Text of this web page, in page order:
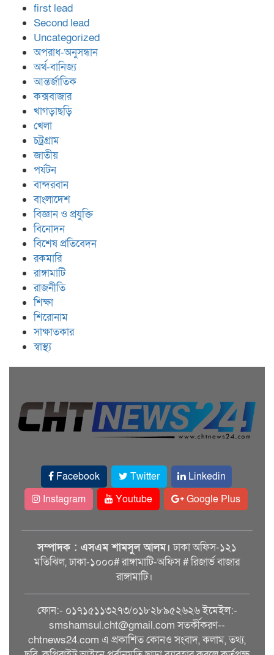
first lead
Second lead
Uncategorized
অপরাধ-অনুসন্ধান
অর্থ-বানিজ্য
আন্তর্জাতিক
কক্সবাজার
খাগড়াছড়ি
খেলা
চট্রগ্রাম
জাতীয়
পর্যটন
বান্দরবান
বাংলাদেশ
বিজ্ঞান ও প্রযুক্তি
বিনোদন
বিশেষ প্রতিবেদন
রকমারি
রাঙ্গামাটি
রাজনীতি
শিক্ষা
শিরোনাম
সাক্ষাতকার
স্বাস্থ্য
Facebook Twitter
Linkedin
Instagram
Youtube Google Plus
সম্পাদক : এসএম শামসুল আলম। ঢাকা অফিস-১২১
মতিঝিল, ঢাকা-১০০০# রাঙ্গামাটি-অফিস # রিজার্ভ বাজার
রাঙ্গামাটি।
ফোন:- ০১৭১৫১১৩২৭৩/০১৮২৮৯৫২৬২৬ ইমেইল:-
smshamsul.cht@gmail.com সতর্কীকরণ--
chtnews24.com এ প্রকাশিত কোনও সংবাদ, কলাম, তথ্য,